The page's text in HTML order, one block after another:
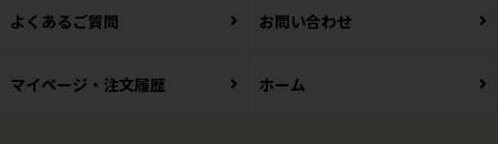
よくあるご質問 お問い合わせ
マイページ・注文履歴 ホーム